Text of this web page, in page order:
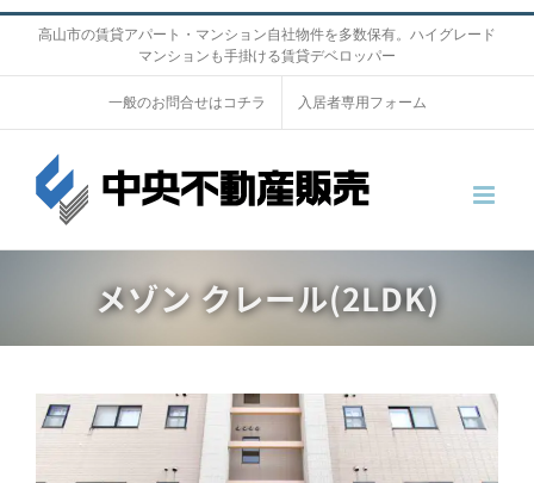
p
高山市の賃貸アパート・マンション自社物件を多数保有。ハイグレード
マンションも手掛ける賃貸デベロッパー
一般のお問合せはコチラ 入居者専用フォーム
メゾン クレール(2LDK)
V